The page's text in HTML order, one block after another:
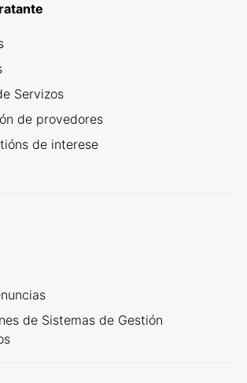
Servizos
de provedores
de interese
de Sistemas de Gestión